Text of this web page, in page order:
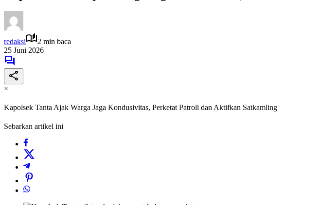
redaksi
2 min baca
25 Juni 2026
×
Kapolsek Tanta Ajak Warga Jaga Kondusivitas, Perketat Patroli dan Aktifkan Satkamling
Sebarkan artikel ini